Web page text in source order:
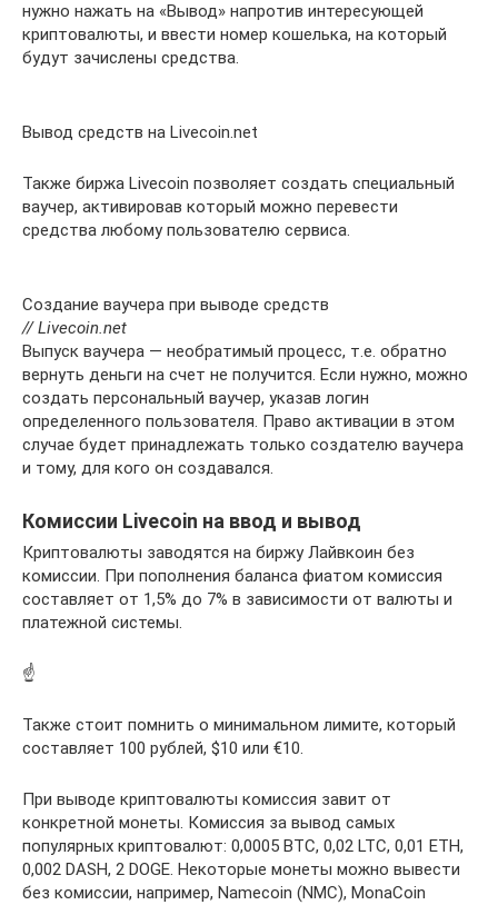
нужно нажать на «Вывод» напротив интересующей
криптовалюты, и ввести номер кошелька, на который
будут зачислены средства.
Вывод средств на Livecoin.net
Также биржа Livecoin позволяет создать специальный
ваучер, активировав который можно перевести
средства любому пользователю сервиса.
Создание ваучера при выводе средств
// Livecoin.net
Выпуск ваучера — необратимый процесс, т.е. обратно
вернуть деньги на счет не получится. Если нужно, можно
создать персональный ваучер, указав логин
определенного пользователя. Право активации в этом
случае будет принадлежать только создателю ваучера
и тому, для кого он создавался.
Комиссии Livecoin на ввод и вывод
Криптовалюты заводятся на биржу Лайвкоин без
комиссии. При пополнения баланса фиатом комиссия
составляет от 1,5% до 7% в зависимости от валюты и
платежной системы.
☝️
Также стоит помнить о минимальном лимите, который
составляет 100 рублей, $10 или €10.
При выводе криптовалюты комиссия завит от
конкретной монеты. Комиссия за вывод самых
популярных криптовалют: 0,0005 BTC, 0,02 LTC, 0,01 ETH,
0,002 DASH, 2 DOGE. Некоторые монеты можно вывести
без комиссии, например, Namecoin (NMC), MonaCoin